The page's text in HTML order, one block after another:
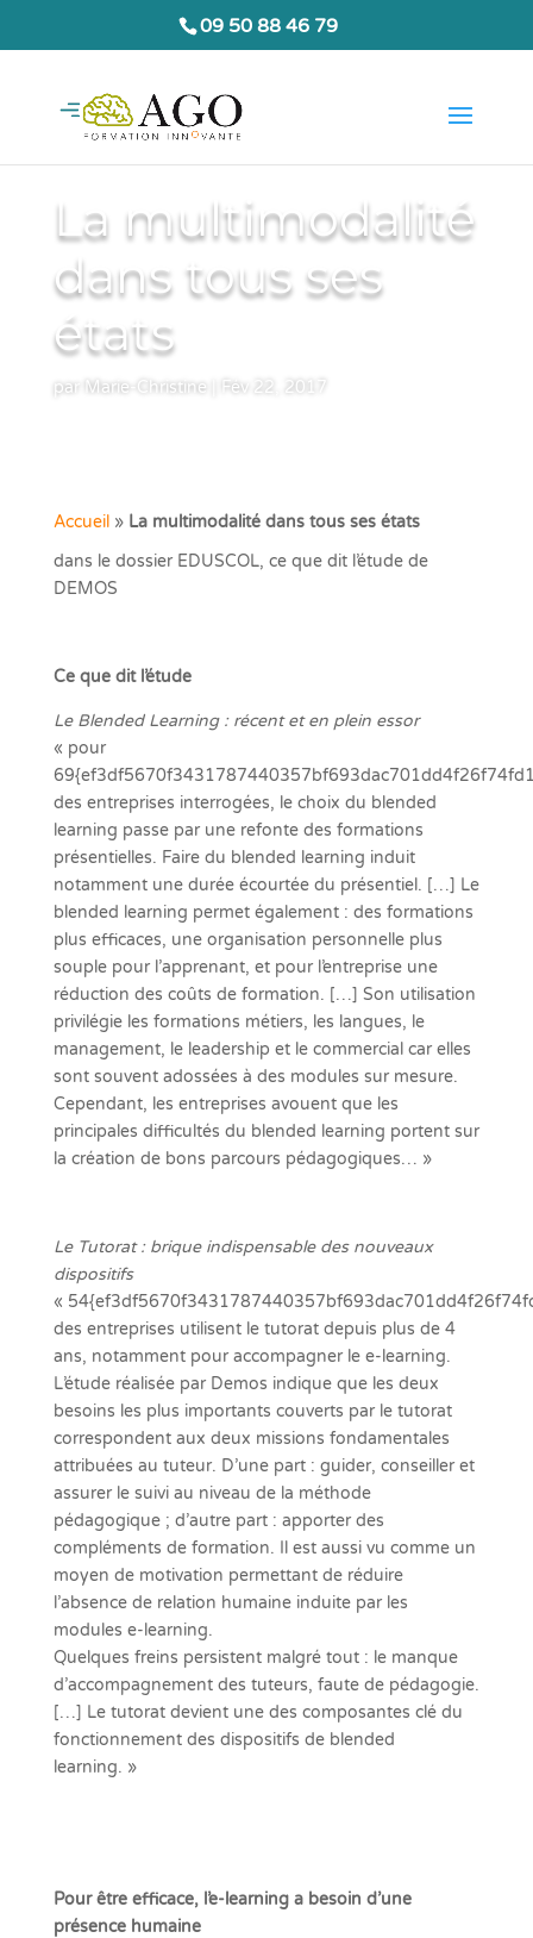
09 50 88 46 79
La multimodalité
dans tous ses
états
par Marie-Christine Fév 22, 2017
Accueil» La multimodalité dans tous ses états
dans le dossier EDUSCOL, ce que dit l’étude de
DEMOS
Ce que dit l’étude
Le Blended Learning : récent et en plein essor
« pour
des entreprises interrogées, le choix du blended
learning passe par une refonte des formations
présentielles. Faire du blended learning induit
notamment une durée écourtée du présentiel. […] Le
blended learning permet également : des formations
plus efficaces, une organisation personnelle plus
souple pour l’apprenant, et pour l’entreprise une
réduction des coûts de formation. […] Son utilisation
privilégie les formations métiers, les langues, le
management, le leadership et le commercial car elles
sont souvent adossées à des modules sur mesure.
Cependant, les entreprises avouent que les
principales difficultés du blended learning portent sur
la création de bons parcours pédagogiques… »
Le Tutorat : brique indispensable des nouveaux
dispositifs
«
des entreprises utilisent le tutorat depuis plus de 4
ans, notamment pour accompagner le e-learning.
L’étude réalisée par Demos indique que les deux
besoins les plus importants couverts par le tutorat
correspondent aux deux missions fondamentales
attribuées au tuteur. D’une part : guider, conseiller et
assurer le suivi au niveau de la méthode
pédagogique ; d’autre part : apporter des
compléments de formation. Il est aussi vu comme un
moyen de motivation permettant de réduire
l’absence de relation humaine induite par les
modules e-learning.
Quelques freins persistent malgré tout : le manque
d’accompagnement des tuteurs, faute de pédagogie.
[…] Le tutorat devient une des composantes clé du
fonctionnement des dispositifs de blended
learning. »
Pour être efficace, l’e-learning a besoin d’une
présence humaine